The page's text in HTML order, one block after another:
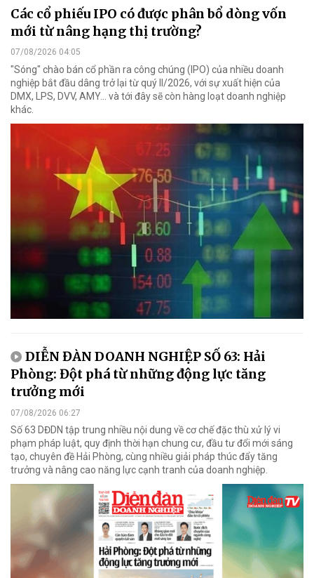
Các cổ phiếu IPO có được phân bổ dòng vốn
mới từ nâng hạng thị trường?
07/08/2026 04:05
"Sóng" chào bán cổ phần ra công chúng (IPO) của nhiều doanh
nghiệp bắt đầu dâng trở lại từ quý II/2026, với sự xuất hiện của
DMX, LPS, DVV, AMY... và tới đây sẽ còn hàng loạt doanh nghiệp
khác.
DIỄN ĐÀN DOANH NGHIỆP SỐ 63: Hải
Phòng: Đột phá từ những động lực tăng
trưởng mới
07/08/2026 06:27
Số 63 DĐDN tập trung nhiều nội dung về cơ chế đặc thù xử lý vi
phạm pháp luật, quy định thời hạn chung cư, đầu tư đổi mới sáng
tạo, chuyên đề Hải Phòng, cùng nhiều giải pháp thúc đẩy tăng
trưởng và nâng cao năng lực cạnh tranh của doanh nghiệp.